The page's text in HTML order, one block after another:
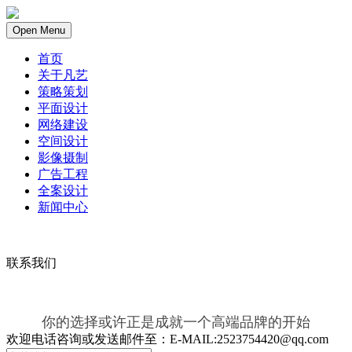
Open Menu
首页
关于凡艺
策略策划
平面设计
网络建设
空间设计
影像摄制
广告工程
全案设计
新闻中心
联系我们
你的选择或许正是成就一个高端品牌的开始
欢迎电话咨询或发送邮件至：E-MAIL:2523754420@qq.com